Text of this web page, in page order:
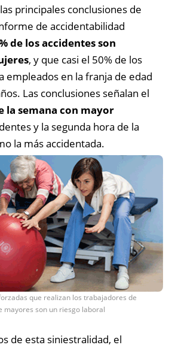
principales conclusiones de
de accidentabilidad
de los accidentes son
, y que casi el 50% de los
empleados en la franja de edad
Las conclusiones señalan el
la semana con mayor
y la segunda hora de la
la más accidentada.
que realizan los trabajadores de
mayores son un riesgo laboral
de esta siniestralidad, el